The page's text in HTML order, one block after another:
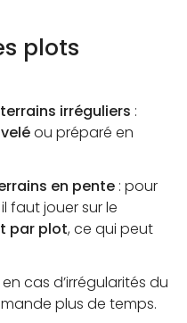
plots
irréguliers :
ou préparé en
en pente : pour
faut jouer sur le
par plot, ce qui peut
en cas d’irrégularités du
plus de temps.